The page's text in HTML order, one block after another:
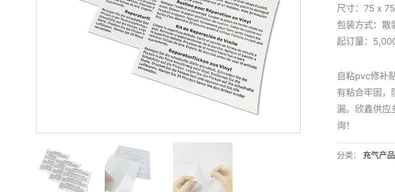
尺寸：75 x
包装方式：散
起订量：
自粘pvc修补
有粘合牢固，
漏。欣鑫供应
询！
分类： 充气产